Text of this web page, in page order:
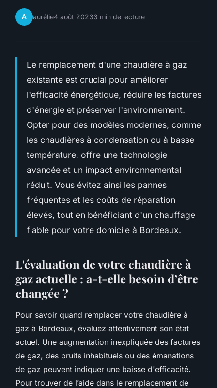
A aurélie4 août 20233 min de lecture
Le remplacement d'une chaudière à gaz
existante est crucial pour améliorer
l'efficacité énergétique, réduire les factures
d'énergie et préserver l'environnement.
Opter pour des modèles modernes, comme
les chaudières à condensation ou à basse
température, offre une technologie
avancée et un impact environnemental
réduit. Vous évitez ainsi les pannes
fréquentes et les coûts de réparation
élevés, tout en bénéficiant d'un chauffage
fiable pour votre domicile à Bordeaux.
L'évaluation de votre chaudière à
gaz actuelle : a-t-elle besoin d’être
changée ?
Pour savoir quand remplacer votre chaudière à
gaz à Bordeaux, évaluez attentivement son état
actuel. Une augmentation inexpliquée des factures
de gaz, des bruits inhabituels ou des émanations
de gaz peuvent indiquer une baisse d'efficacité.
Pour trouver de l’aide dans le remplacement de